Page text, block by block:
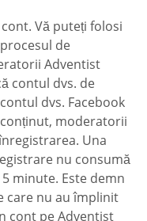
Vă puteți folosi
de
Adventist
contul dvs. de
dvs. Facebook
moderatorii
Una
nu consumă
minute. Este demn
care nu au împlinit
cont pe Adventist